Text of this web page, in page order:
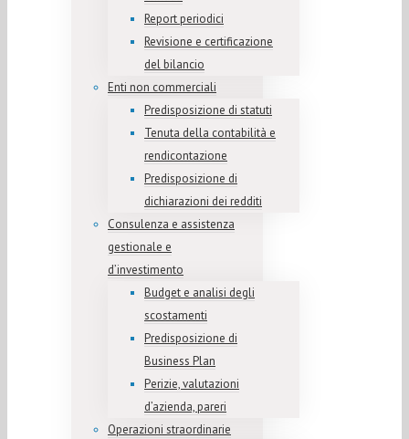
Report periodici
Revisione e certificazione
del bilancio
Enti non commerciali
Predisposizione di statuti
Tenuta della contabilità e
rendicontazione
Predisposizione di
dichiarazioni dei redditi
Consulenza e assistenza
gestionale e
d’investimento
Budget e analisi degli
scostamenti
Predisposizione di
Business Plan
Perizie, valutazioni
d’azienda, pareri
Operazioni straordinarie